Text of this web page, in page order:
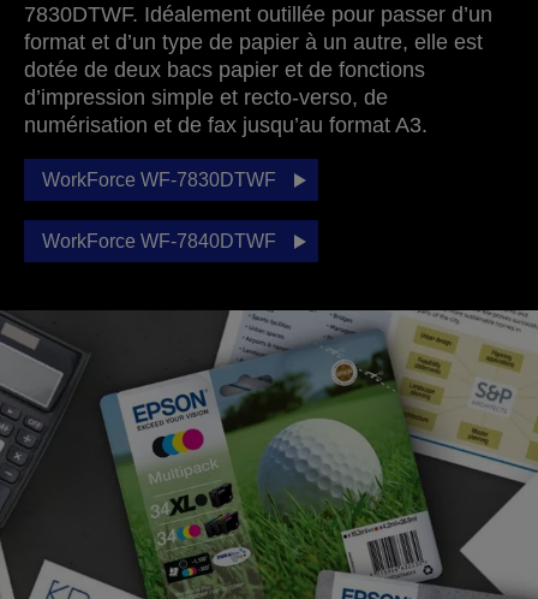
7830DTWF. Idéalement outillée pour passer d’un
format et d’un type de papier à un autre, elle est
dotée de deux bacs papier et de fonctions
d’impression simple et recto-verso, de
numérisation et de fax jusqu’au format A3.
WorkForce WF-7830DTWF
WorkForce WF-7840DTWF